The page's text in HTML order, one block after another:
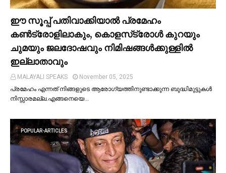
ഈ സൂപ്പ് പതിവാക്കിയാല്‍ പ്രമേഹം
കണ്‍ട്രോളിലാകും, കൊളസ്‌ട്രോള്‍ കുറയും
ചുമയും ജലദോഷവും നിമിഷങ്ങള്‍ക്കുള്ളില്‍
ഇല്ലാതാവും
MALAYALI SPEAKS
November 05, 2025
പ്രമേഹം എന്നത് നിങ്ങളുടെ ആരോഗ്യത്തിനുണ്ടാക്കുന്ന ബുദ്ധിമുട്ടുകള്‍
നിസ്സാരമല്ല.എങ്ങനെയെ…
POPULAR-ARTICLES